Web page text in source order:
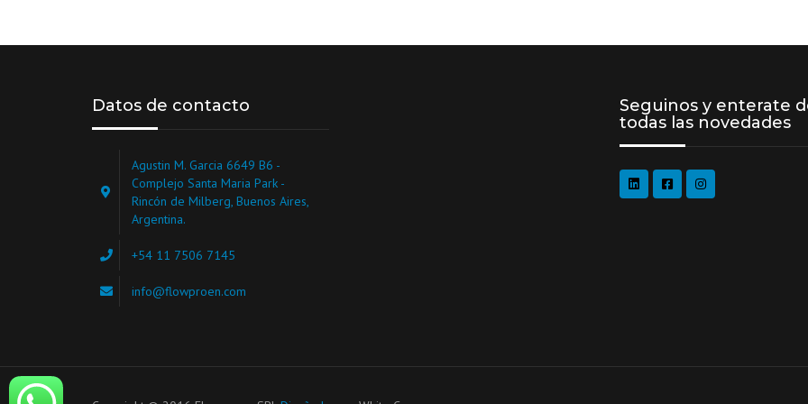
Datos de contacto
Agustin M. Garcia 6649 B6 -
Complejo Santa Maria Park -
Rincón de Milberg, Buenos Aires,
Argentina.
+54 11 7506 7145
info@flowproen.com
Seguinos y enterate
todas las novedades